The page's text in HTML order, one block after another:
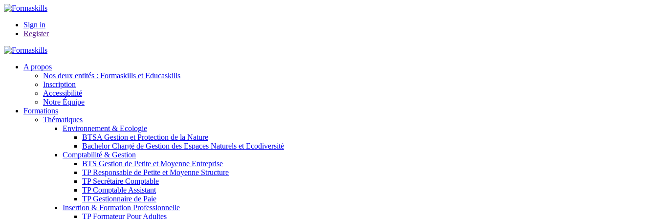
Sign in
Register
A propos
Nos deux entités : Formaskills et Educaskills
Inscription
Accessibilité
Notre Équipe
Formations
Thématiques
Environnement & Ecologie
BTSA Gestion et Protection de la Nature
Bachelor Chargé de Gestion des Espaces Naturels et Ecodiversité
Comptabilité & Gestion
BTS Gestion de Petite et Moyenne Entreprise
TP Responsable de Petite et Moyenne Structure
TP Secrétaire Comptable
TP Comptable Assistant
TP Gestionnaire de Paie
Insertion & Formation Professionnelle
TP Formateur Pour Adultes